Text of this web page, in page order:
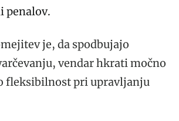
penalov.
je, da spodbujajo
vendar hkrati močno
fleksibilnost pri upravljanju